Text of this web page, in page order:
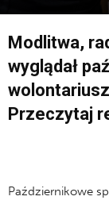
Modlitwa,
wyglądał
Przeczytaj
Październikowe